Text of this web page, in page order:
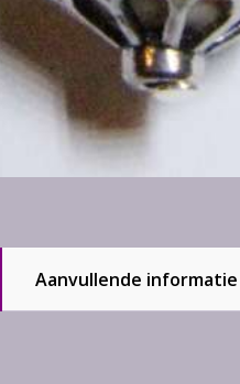
Aanvullende informatie